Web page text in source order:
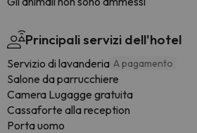
Principali servizi dell'hotel
Servizio di lavanderia A pagamento
Salone da parrucchiere
Camera Lugagge gratuita
Cassaforte alla reception
Porta uomo